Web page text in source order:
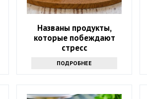
Названы продукты,
которые побеждают
стресс
ПОДРОБНЕЕ